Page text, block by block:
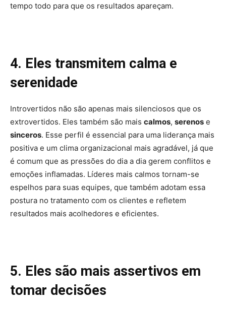
tempo todo para que os resultados apareçam.
4. Eles transmitem calma e
serenidade
Introvertidos não são apenas mais silenciosos que os
extrovertidos. Eles também são mais calmos, serenos e
sinceros. Esse perfil é essencial para uma liderança mais
positiva e um clima organizacional mais agradável, já que
é comum que as pressões do dia a dia gerem conflitos e
emoções inflamadas. Líderes mais calmos tornam-se
espelhos para suas equipes, que também adotam essa
postura no tratamento com os clientes e refletem
resultados mais acolhedores e eficientes.
5. Eles são mais assertivos em
tomar decisões